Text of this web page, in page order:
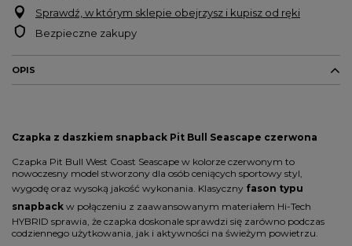
Sprawdź, w którym sklepie obejrzysz i kupisz od ręki
Bezpieczne zakupy
OPIS
Czapka z daszkiem snapback Pit Bull Seascape czerwona
Czapka Pit Bull West Coast Seascape w kolorze czerwonym to
nowoczesny model stworzony dla osób ceniących sportowy styl,
wygodę oraz wysoką jakość wykonania. Klasyczny fason typu
snapback w połączeniu z zaawansowanym materiałem Hi-Tech
HYBRID sprawia, że czapka doskonale sprawdzi się zarówno podczas
codziennego użytkowania, jak i aktywności na świeżym powietrzu.